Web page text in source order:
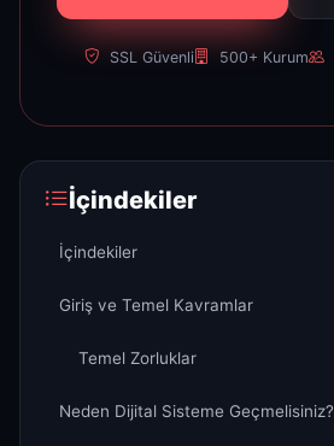
SSL Güvenli 500+ Kurum
İçindekiler
İçindekiler
Giriş ve Temel Kavramlar
Temel Zorluklar
Neden Dijital Sisteme Geçmelisiniz?